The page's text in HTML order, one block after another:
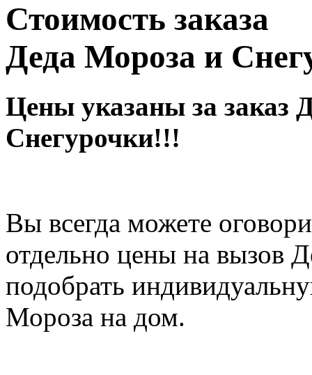
Стоимость заказа
Деда Мороза и
Цены указаны за заказ
Снегурочки!!!
Вы всегда можете
отдельно цены на вызов
подобрать
Мороза на дом.